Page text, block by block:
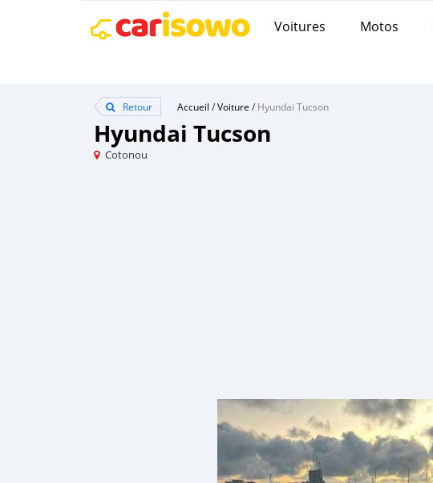
Voitures Motos
Retour Accueil /Voiture /Hyundai Tucson
Hyundai Tucson
Cotonou